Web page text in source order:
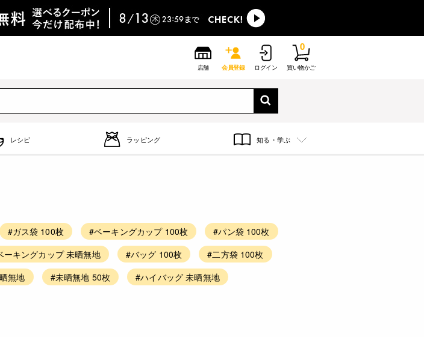
店舗 会員登録 ログイン 買い物かご
0
レシピ ラッピング 知る・学ぶ
#ガス袋 100枚 #ベーキングカップ 100枚
#パン袋 100枚
ーキングカップ 未晒無地 #バッグ 100枚
#二方袋 100枚
無地 #未晒無地 50枚
#ハイバッグ 未晒無地